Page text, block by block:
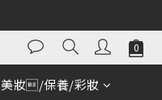
美妝/保養/彩妝
立即購買